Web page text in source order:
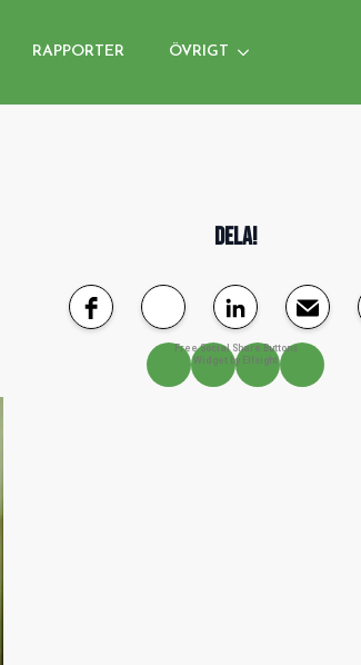
RAPPORTER ÖVRIGT
DELA!
Free Social Share Buttons
Widget by Elfsight